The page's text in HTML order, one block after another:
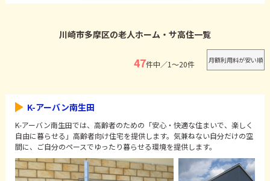
川崎市多摩区の老人ホーム・サ高住一覧
47件中／1～20件
K-アーバン南生田
K-アーバン南生田では、高齢者のための「安心・快適な住まいで、楽しく
自由に暮らせる」高齢者向け住宅を提供します。気兼ねない自分だけの空
間に、ご自分のペースでゆったり暮らせる環境を提供します。